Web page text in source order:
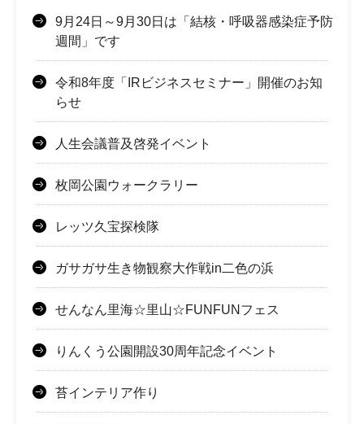
9月24日～9月30日は「結核・呼吸器感染症予防
週間」です
令和8年度「IRビジネスセミナー」開催のお知
らせ
人生会議普及啓発イベント
枚岡公園ウォークラリー
レッツ久宝探検隊
ガサガサ生き物観察大作戦in二色の浜
せんなん里海☆里山☆FUNFUNフェス
りんくう公園開設30周年記念イベント
苔インテリア作り